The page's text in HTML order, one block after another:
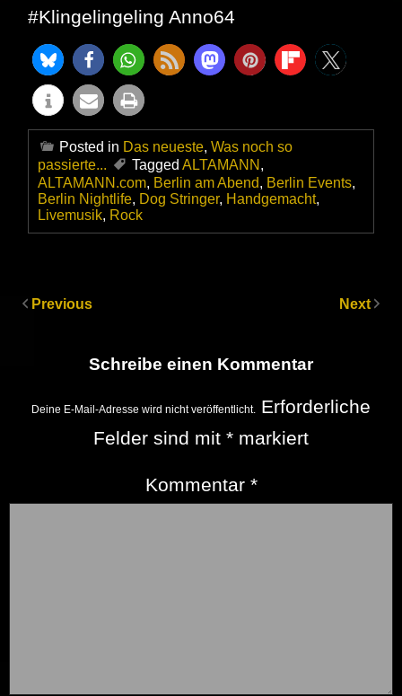
#Klingelingeling Anno64
Posted in Das neueste, Was noch so
passierte...
Tagged ALTAMANN ,
ALTAMANN.com, Berlin am Abend, Berlin Events,
Berlin Nightlife, Dog Stringer, Handgemacht,
Livemusik, Rock
Previous Next
Schreibe einen Kommentar
Deine E-Mail-Adresse wird nicht veröffentlicht. Erforderliche
Felder sind mit * markiert
Kommentar *